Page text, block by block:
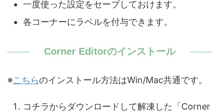
一度使った設定をセーブしておけます。
各コーナーにラベルを付与できます。
Corner Editorのインストール
※こちらのインストール方法はWin/Mac共通です。
コチラからダウンロードして解凍した「Corner